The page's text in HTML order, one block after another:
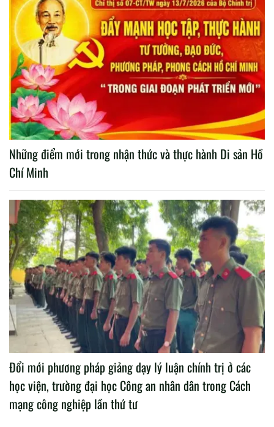
Những điểm mới trong nhận thức và thực hành Di sản Hồ
Chí Minh
Đổi mới phương pháp giảng dạy lý luận chính trị ở các
học viện, trường đại học Công an nhân dân trong Cách
mạng công nghiệp lần thứ tư